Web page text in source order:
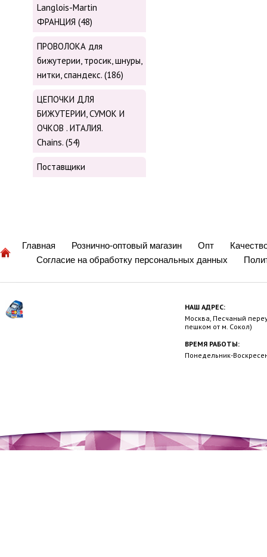
Langlois-Martin
ФРАНЦИЯ (48)
ПРОВОЛОКА для
бижутерии, тросик, шнуры,
нитки, cпандекс. (186)
ЦЕПОЧКИ ДЛЯ
БИЖУТЕРИИ, СУМОК И
ОЧКОВ . ИТАЛИЯ.
Chains. (54)
Поставщики
Главная Рознично-оптовый магазин Опт
Согласие на обработку персональных данных
НАШ АДРЕС:
Москва, Песчаный
пешком от м. Сокол)
ВРЕМЯ РАБОТЫ:
Понедельник-